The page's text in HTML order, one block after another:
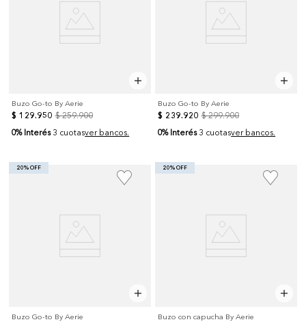
Buzo Go-to By Aerie
$ 129.950 $ 259.900
0% Interés 3 cuotasver bancos.
Buzo Go-to By Aerie
$ 239.920 $ 299.900
0% Interés 3 cuotasver bancos.
20% OFF
Buzo Go-to By Aerie
20% OFF
Buzo con capucha By Aerie